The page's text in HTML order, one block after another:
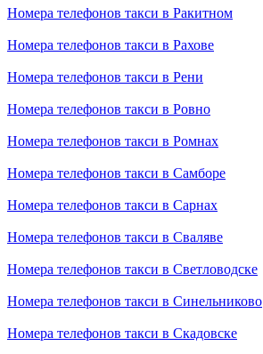
Номера телефонов такси в Ракитном
Номера телефонов такси в Рахове
Номера телефонов такси в Рени
Номера телефонов такси в Ровно
Номера телефонов такси в Ромнах
Номера телефонов такси в Самборе
Номера телефонов такси в Сарнах
Номера телефонов такси в Сваляве
Номера телефонов такси в Светловодске
Номера телефонов такси в Синельниково
Номера телефонов такси в Скадовске